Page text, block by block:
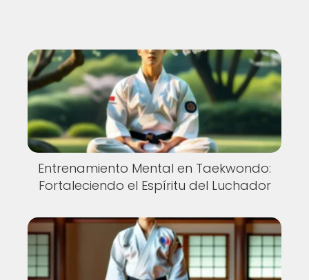
Entrenamiento Mental en Taekwondo:
Fortaleciendo el Espíritu del Luchador